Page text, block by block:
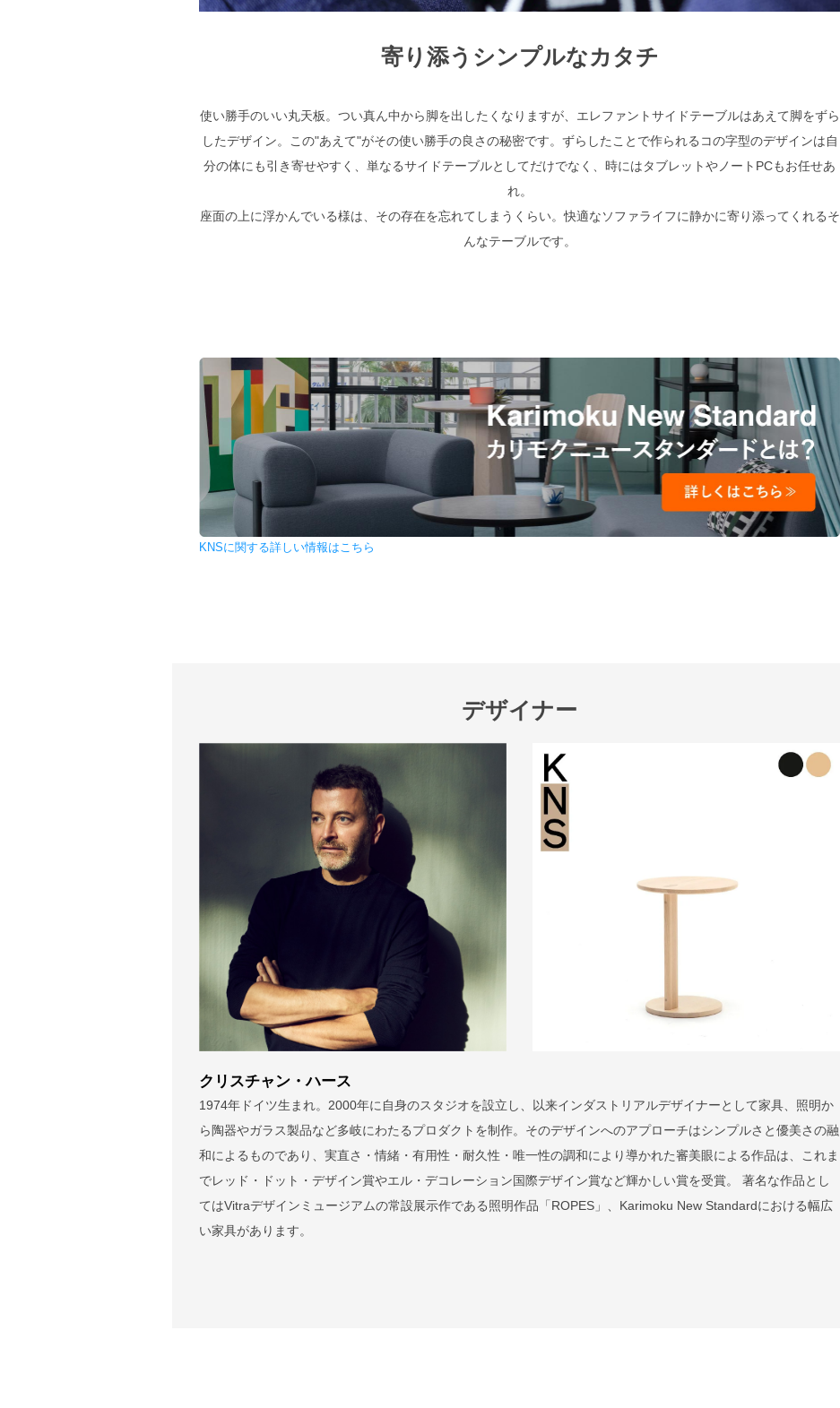
寄り添うシンプルなカタチ
使い勝手のいい丸天板。つい真ん中から脚を出したくなりますが、エレファントサイドテーブルはあえて脚をずら
したデザイン。この"あえて"がその使い勝手の良さの秘密です。ずらしたことで作られるコの字型のデザインは自
分の体にも引き寄せやすく、単なるサイドテーブルとしてだけでなく、時にはタブレットやノートPCもお任せあ
れ。
座面の上に浮かんでいる様は、その存在を忘れてしまうくらい。快適なソファライフに静かに寄り添ってくれるそ
んなテーブルです。
KNSに関する詳しい情報はこちら
デザイナー
クリスチャン・ハース
1974年ドイツ生まれ。2000年に自身のスタジオを設立し、以来インダストリアルデザイナーとして家具、照明か
ら陶器やガラス製品など多岐にわたるプロダクトを制作。そのデザインへのアプローチはシンプルさと優美さの融
和によるものであり、実直さ・情緒・有用性・耐久性・唯一性の調和により導かれた審美眼による作品は、これま
でレッド・ドット・デザイン賞やエル・デコレーション国際デザイン賞など輝かしい賞を受賞。 著名な作品とし
てはVitraデザインミュージアムの常設展示作である照明作品「ROPES」、Karimoku New Standardにおける幅広
い家具があります。